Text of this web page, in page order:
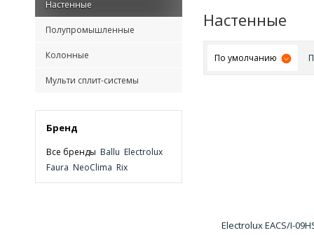
Настенные
Полупромышленные
Колонные
Мульти сплит-системы
Бренд
Все бренды Ballu Electrolux
Faura NeoClima Rix
Настенные
По умолчанию
Electrolux EACS/I-